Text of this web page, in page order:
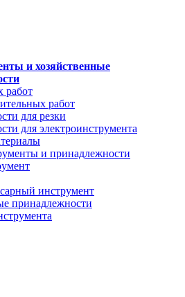
и хозяйственные
работ
работ
для резки
для электроинструмента
и принадлежности
инструмент
принадлежности